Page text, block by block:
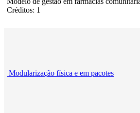
Créditos: 1
Modularização física e em pacotes